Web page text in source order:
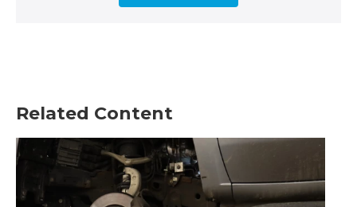
Related Content